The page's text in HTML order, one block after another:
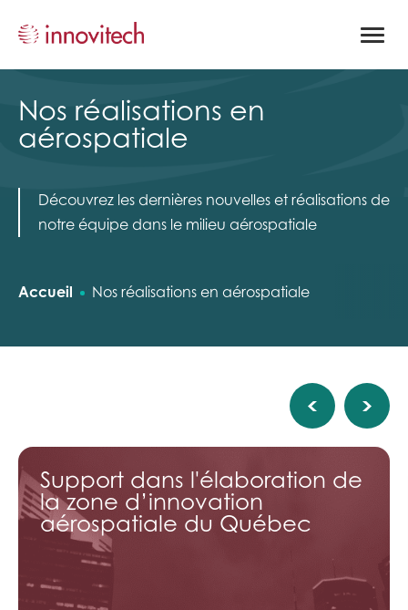
la
site
Nos réalisations en
aérospatiale
Découvrez les dernières nouvelles et réalisations de
notre équipe dans le milieu aérospatiale
Accueil Nos réalisations en aérospatiale
Support dans l'élaboration de
la zone d’innovation
aérospatiale du Québec